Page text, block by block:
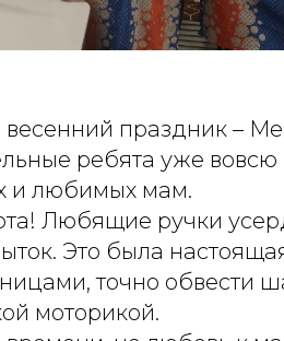
праздник –
ребята уже вовсю
и любимых мам.
Любящие ручки
Это была
точно обвести
моторикой.